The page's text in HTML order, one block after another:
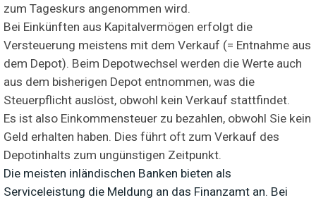
zum Tageskurs angenommen wird.
Bei Einkünften aus Kapitalvermögen erfolgt die
Versteuerung meistens mit dem Verkauf (= Entnahme aus
dem Depot). Beim Depotwechsel werden die Werte auch
aus dem bisherigen Depot entnommen, was die
Steuerpflicht auslöst, obwohl kein Verkauf stattfindet.
Es ist also Einkommensteuer zu bezahlen, obwohl Sie kein
Geld erhalten haben. Dies führt oft zum Verkauf des
Depotinhalts zum ungünstigen Zeitpunkt.
Die meisten inländischen Banken bieten als
Serviceleistung die Meldung an das Finanzamt an. Bei